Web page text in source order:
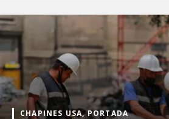
CHAPINES USA, PORTADA